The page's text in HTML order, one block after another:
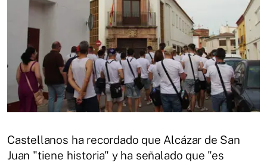
Castellanos ha recordado que Alcázar de San
Juan "tiene historia" y ha señalado que "es